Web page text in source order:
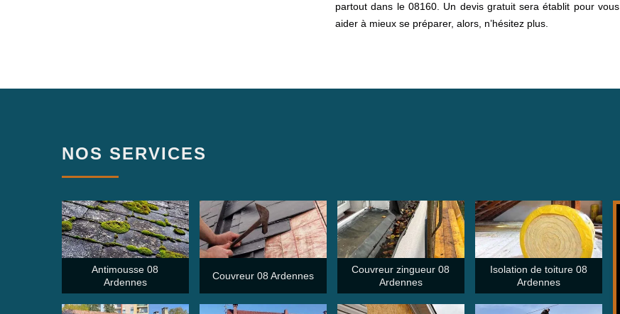
partout dans le 08160. Un devis gratuit sera établit pour vous
aider à mieux se préparer, alors, n’hésitez plus.
NOS SERVICES
Antimousse 08
Ardennes
Couvreur 08 Ardennes
Couvreur zingueur 08
Ardennes
Isolation de toiture 08
Ardennes